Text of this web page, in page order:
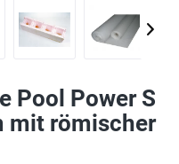
Pool Power S
mit römischer